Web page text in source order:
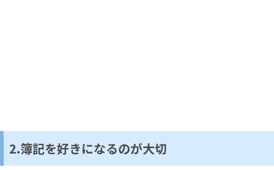
2.簿記を好きになるのが大切